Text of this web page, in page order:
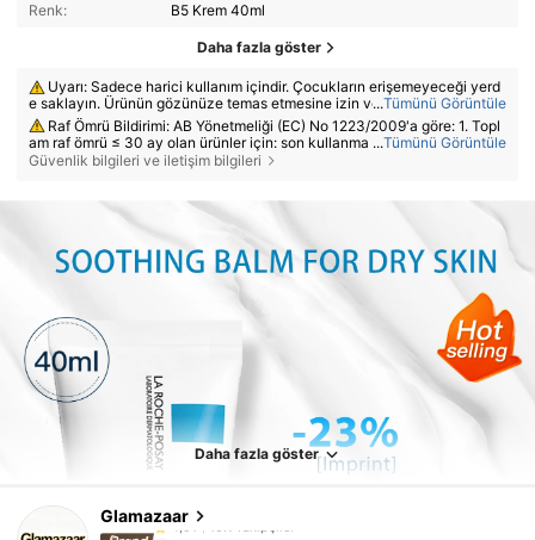
Renk: B5 Krem 40ml
Daha fazla göster
Uyarı: Sadece harici kullanım içindir. Çocukların erişemeyeceği yerd
e saklayın. Ürünün gözünüze temas etmesine izin vermeyin. Hasarlı ve
ya tahriş olmuş ciltte kullanmayın. Tahriş oluşursa kullanımı bırakın.
...Tümünü Görüntüle
Raf Ömrü Bildirimi: AB Yönetmeliği (EC) No 1223/2009'a göre: 1. Topl
am raf ömrü ≤ 30 ay olan ürünler için: son kullanma tarihi ambalaj üzeri
nde kum saati sembolü ⌛ + tarih veya İngilizce olarak "best before" vey
enir; burada M ayları temsil eder. Not: Tek kullanımlık ambalajlı ürünler, a
çılmayan ürünler ve diğer belirtilen ürünler zorunlu PAO işaretlemesinde
n muaftır. Lütfen yalnızca fiziksel ürün ambalajı üzerinde basılı olan işar
etlere bakın; bozulma meydana gelirse kullanımı derhal bırakın.
...Tümünü Görüntüle
Güvenlik bilgileri ve iletişim bilgileri
Daha fazla göster
Glamazaar
4,91